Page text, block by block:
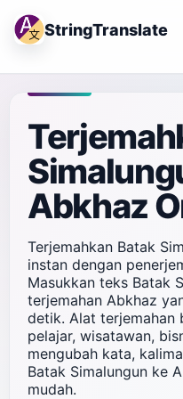
StringTranslate
Abkhaz
Terjemahkan Batak
instan dengan
Masukkan teks Batak
terjemahan Abkhaz
detik. Alat terjemahan
pelajar, wisatawan,
mengubah kata,
Batak Simalungun ke
mudah.